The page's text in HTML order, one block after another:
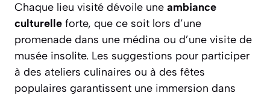
Chaque lieu visité dévoile une ambiance
culturelle forte, que ce soit lors d’une
promenade dans une médina ou d’une visite de
musée insolite. Les suggestions pour participer
à des ateliers culinaires ou à des fêtes
populaires garantissent une immersion dans